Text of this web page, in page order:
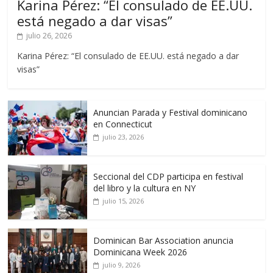
Karina Pérez: “El consulado de EE.UU.
está negado a dar visas”
julio 26, 2026
Karina Pérez: “El consulado de EE.UU. está negado a dar
visas”
Anuncian Parada y Festival dominicano
en Connecticut
julio 23, 2026
Seccional del CDP participa en festival
del libro y la cultura en NY
julio 15, 2026
Dominican Bar Association anuncia
Dominicana Week 2026
julio 9, 2026